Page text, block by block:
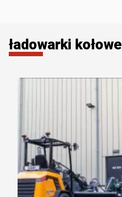
ładowarki kołowe